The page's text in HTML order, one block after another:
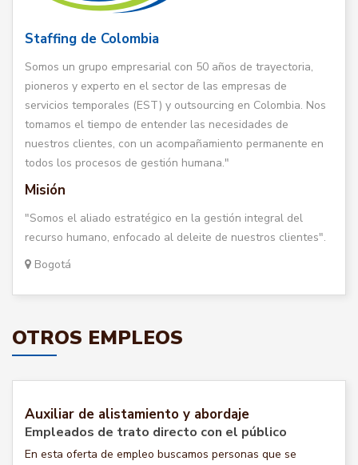
Staffing de Colombia
Somos un grupo empresarial con 50 años de trayectoria,
pioneros y experto en el sector de las empresas de
servicios temporales (EST) y outsourcing en Colombia. Nos
tomamos el tiempo de entender las necesidades de
nuestros clientes, con un acompañamiento permanente en
todos los procesos de gestión humana."
Misión
"Somos el aliado estratégico en la gestión integral del
recurso humano, enfocado al deleite de nuestros clientes".
Bogotá
OTROS EMPLEOS
Auxiliar de alistamiento y abordaje
Empleados de trato directo con el público
En esta oferta de empleo buscamos personas que se